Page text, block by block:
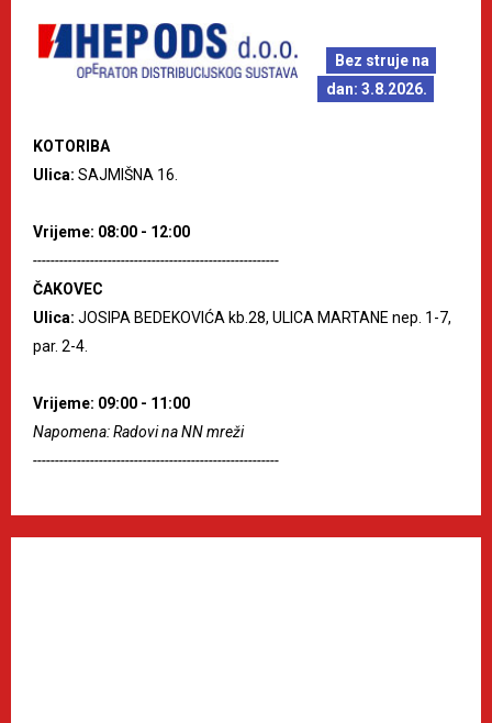
Bez struje na
dan: 3.8.2026.
KOTORIBA
Ulica: SAJMIŠNA 16.
Vrijeme: 08:00 - 12:00
--------------------------------------------------------
ČAKOVEC
Ulica: JOSIPA BEDEKOVIĆA kb.28, ULICA MARTANE nep. 1-7,
par. 2-4.
Vrijeme: 09:00 - 11:00
Napomena: Radovi na NN mreži
--------------------------------------------------------